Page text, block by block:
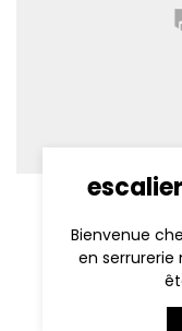
Bienvenue
en serrurerie